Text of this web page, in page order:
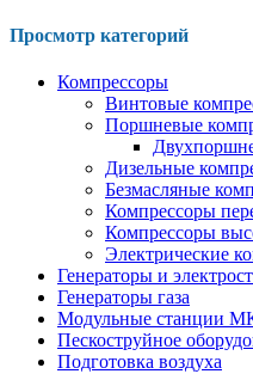
Просмотр категорий
Компрессоры
Винтовые
Поршневые
Дизельные
Безмасляные
Компрессоры
Компрессоры
Электрические
Генераторы и
Генераторы газа
Модульные станции
Пескоструйное
Подготовка воздуха